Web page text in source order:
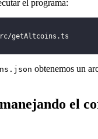
el programa:
src/getAltcoins.ts
obtenemos un
el